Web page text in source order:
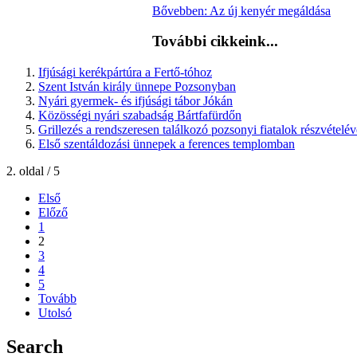
Bővebben: Az új kenyér megáldása
További cikkeink...
Ifjúsági kerékpártúra a Fertő-tóhoz
Szent István király ünnepe Pozsonyban
Nyári gyermek- és ifjúsági tábor Jókán
Közösségi nyári szabadság Bártfafürdőn
Grillezés a rendszeresen találkozó pozsonyi fiatalok
Első szentáldozási ünnepek a ferences templomban
2. oldal / 5
Első
Előző
1
2
3
4
5
Tovább
Utolsó
Search